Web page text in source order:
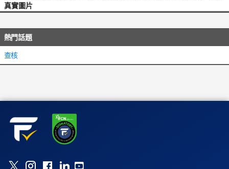
真實圖片
熱門話題
查核